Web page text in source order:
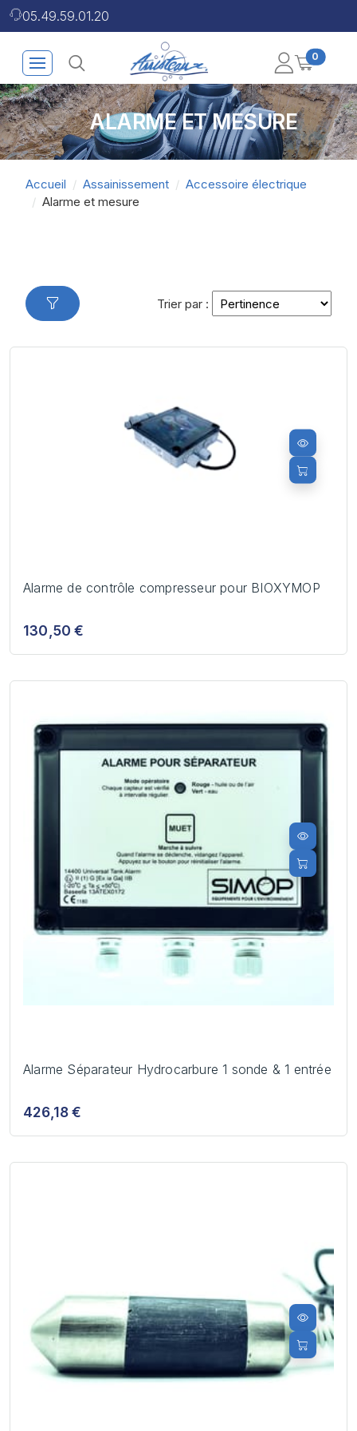
05.49.59.01.20
0
ALARME ET MESURE
Accueil Assainissement
Accessoire électrique
Alarme et mesure
Trier par :
Alarme de contrôle compresseur pour BIOXYMOP
130,50 €
Alarme Séparateur Hydrocarbure 1 sonde & 1 entrée
426,18 €